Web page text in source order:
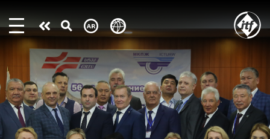
to
main
content
Take
action